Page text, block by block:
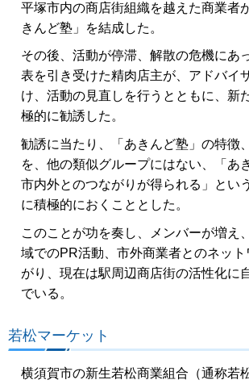
平塚市内の商店街組織を越えた商業者
きんど塾」を結成した。
その後、活動が停滞、解散の危機にあ
表を引き受けた精肉店主が、アドバイ
け、活動の見直しを行うとともに、新
極的に勧誘した。
勧誘に当たり、「あきんど塾」の特徴
を、他の類似グループにはない、「あ
市内外とのつながりが得られる」とい
に積極的におくこととした。
このことが功を奏し、メンバーが増え
域でのPR活動、市外商業者とのネッ
がり、現在は駅周辺商店街の活性化に
でいる。
若松マーケット
横須賀市の新生若松商業組合（通称若